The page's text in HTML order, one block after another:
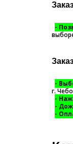
- П
-
г.
-
-
-